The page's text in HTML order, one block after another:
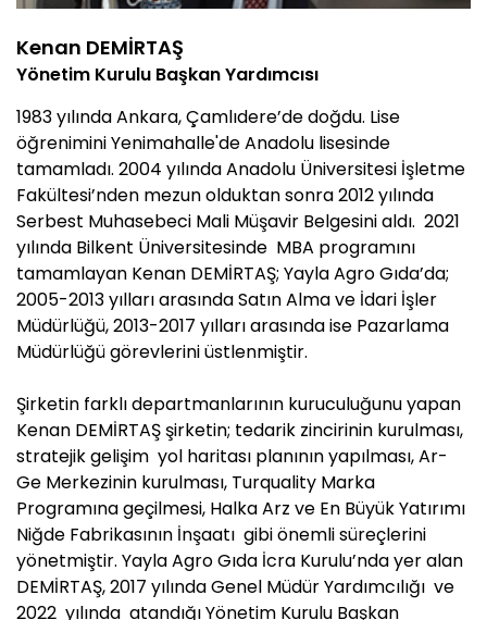
Kenan DEMİRTAŞ
Yönetim Kurulu Başkan Yardımcısı
1983 yılında Ankara, Çamlıdere’de doğdu. Lise
öğrenimini Yenimahalle'de Anadolu lisesinde
tamamladı. 2004 yılında Anadolu Üniversitesi İşletme
Fakültesi’nden mezun olduktan sonra 2012 yılında
Serbest Muhasebeci Mali Müşavir Belgesini aldı. 2021
yılında Bilkent Üniversitesinde MBA programını
tamamlayan Kenan DEMİRTAŞ; Yayla Agro Gıda’da;
2005-2013 yılları arasında Satın Alma ve İdari İşler
Müdürlüğü, 2013-2017 yılları arasında ise Pazarlama
Müdürlüğü görevlerini üstlenmiştir.
Şirketin farklı departmanlarının kuruculuğunu yapan
Kenan DEMİRTAŞ şirketin; tedarik zincirinin kurulması,
stratejik gelişim yol haritası planının yapılması, Ar-
Ge Merkezinin kurulması, Turquality Marka
Programına geçilmesi, Halka Arz ve En Büyük Yatırımı
Niğde Fabrikasının İnşaatı gibi önemli süreçlerini
yönetmiştir. Yayla Agro Gıda İcra Kurulu’nda yer alan
DEMİRTAŞ, 2017 yılında Genel Müdür Yardımcılığı ve
2022 yılında atandığı Yönetim Kurulu Başkan